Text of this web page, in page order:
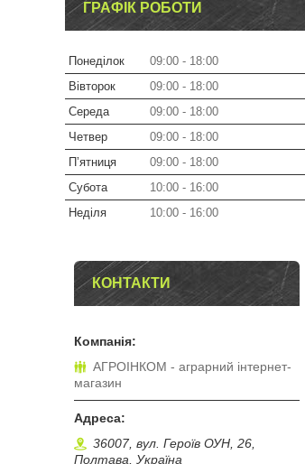
ГРАФІК РОБОТИ
Понеділок 09:00
18:00
Вівторок
09:00
18:00
Середа
09:00
18:00
Четвер
09:00
18:00
Пʼятниця
09:00
18:00
Субота
10:00
16:00
Неділя
10:00 16:00
КОНТАКТИ
АГРОІНКОМ - аграрний інтернет-
магазин
36007, вул. Героїв ОУН, 26,
Полтава, Україна